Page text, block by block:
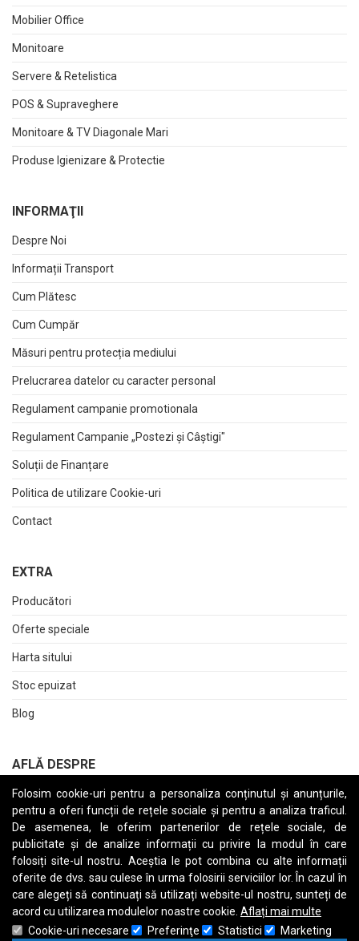
Folosim cookie-uri pentru a personaliza conținutul și anunțurile,
pentru a oferi funcții de rețele sociale și pentru a analiza traficul.
De asemenea, le oferim partenerilor de rețele sociale, de
publicitate și de analize informații cu privire la modul în care
folosiți site-ul nostru. Aceștia le pot combina cu alte informații
oferite de dvs. sau culese în urma folosirii serviciilor lor. În cazul în
care alegeți să continuați să utilizați website-ul nostru, sunteți de
acord cu utilizarea modulelor noastre cookie. Aflați mai multe
Cookie-uri necesare
Preferinţe Statistici Marketing
Mobilier Office
Monitoare
Servere & Retelistica
POS & Supraveghere
Monitoare & TV Diagonale Mari
Produse Igienizare & Protectie
INFORMAŢII
Despre Noi
Informații Transport
Cum Plătesc
Cum Cumpăr
Măsuri pentru protecția mediului
Prelucrarea datelor cu caracter personal
Regulament campanie promotionala
Regulament Campanie „Postezi și Câștigi"
Soluții de Finanțare
Politica de utilizare Cookie-uri
Contact
EXTRA
Producători
Oferte speciale
Harta sitului
Stoc epuizat
Blog
AFLĂ DESPRE
Returnări
Termeni și Condiții
Raport date personale
Cerere stergere cont